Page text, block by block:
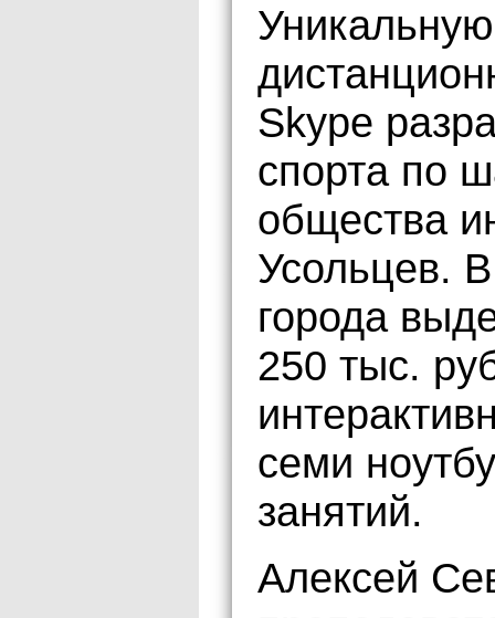
Skype
спорта по
общества
Усольцев.
города
250 тыс.
семи
занятий.
Алексей